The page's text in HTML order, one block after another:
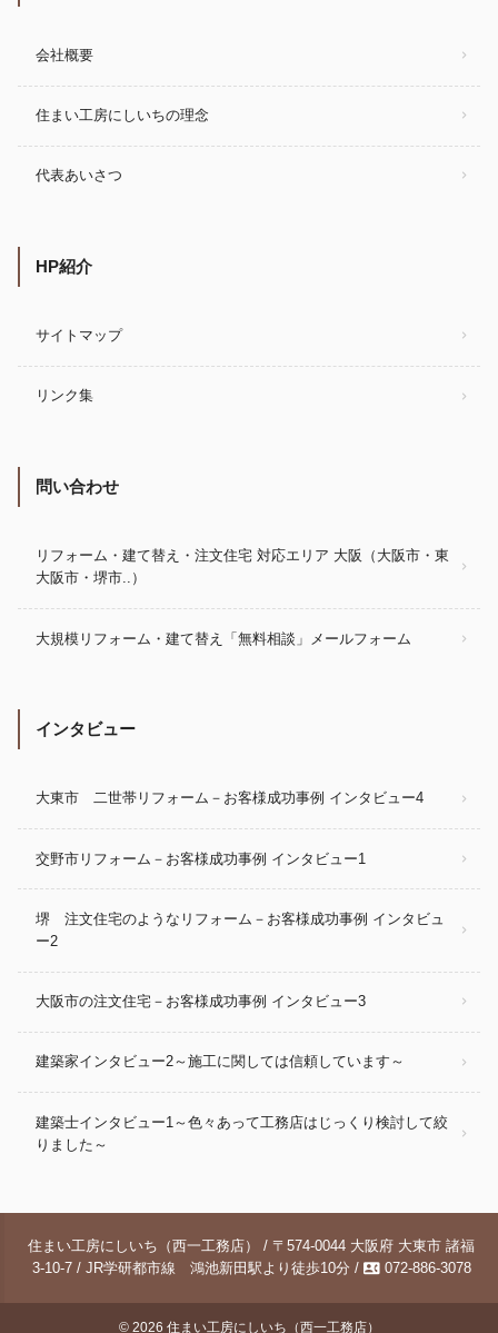
会社概要
住まい工房にしいちの理念
代表あいさつ
HP紹介
サイトマップ
リンク集
問い合わせ
リフォーム・建て替え・注文住宅 対応エリア 大阪（大阪市・東
大阪市・堺市..）
大規模リフォーム・建て替え「無料相談」メールフォーム
インタビュー
大東市 二世帯リフォーム－お客様成功事例 インタビュー4
交野市リフォーム－お客様成功事例 インタビュー1
堺 注文住宅のようなリフォーム－お客様成功事例 インタビュ
ー2
大阪市の注文住宅－お客様成功事例 インタビュー3
建築家インタビュー2～施工に関しては信頼しています～
建築士インタビュー1～色々あって工務店はじっくり検討して絞
りました～
住まい工房にしいち（西一工務店） / 〒574-0044 大阪府 大東市 諸福
3-10-7 / JR学研都市線 鴻池新田駅より徒歩10分 / contact_phone072-886-3078
© 2026 住まい工房にしいち（西一工務店）